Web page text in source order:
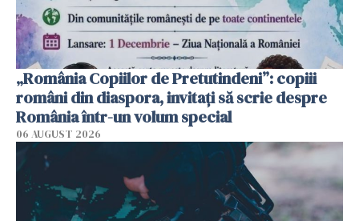
„România Copiilor de Pretutindeni”: copiii
români din diaspora, invitați să scrie despre
România într-un volum special
06 AUGUST 2026